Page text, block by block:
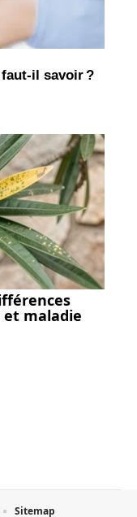
il savoir ?
maladie
Sitemap